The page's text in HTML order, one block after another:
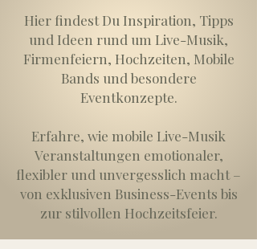
Hier findest Du Inspiration, Tipps
und Ideen rund um Live-Musik,
Firmenfeiern, Hochzeiten, Mobile
Bands und besondere
Eventkonzepte.
Erfahre, wie mobile Live-Musik
Veranstaltungen emotionaler,
flexibler und unvergesslich macht –
von exklusiven Business-Events bis
zur stilvollen Hochzeitsfeier.